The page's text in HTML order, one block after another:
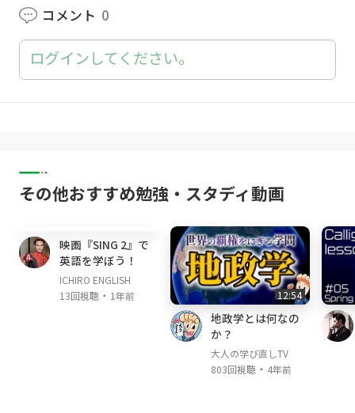
種の神器』
:チェックマーク_緑: 特典３《授業動画700本》
:先生_男性:塾以上の授業『授業動画見放題』
:チェックマーク_緑: 特典４《勉強法動画100
本》
:スマートフォン:君の悩みを解決『お悩みラ
:角帽:スタフリの塾の『勉強法セミナー参加
権』
:デスクトップコンピューター:見たい授業動
画を『AI検索』
【:プレゼント:無料LINE登録はコチラ:プレゼン
https://liff.line.me/1656041351-qgLmx2VP/la
nding?follow=%40540hglre&lp=pCTLW9&liff
_id=1656041351-qgLmx2VP
【「アプリで開く」を押してください】
◆━━━━━━━━━━━━━━━━━━━◆
コメント 0
ログインしてください。
その他おすすめ勉強・スタディ動画
映画『SING 2』で
英語を学ぼう！
ICHIRO ENGLISH
13回視聴・ 1年前 12:54
地政学とは何なの
か？
大人の学び直しTV
803回視聴・ 4年前